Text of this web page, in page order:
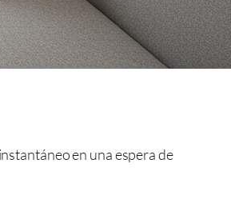
en una espera de